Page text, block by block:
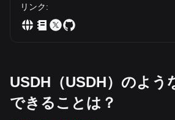
リンク:
USDH（USDH）のよう
できることは？